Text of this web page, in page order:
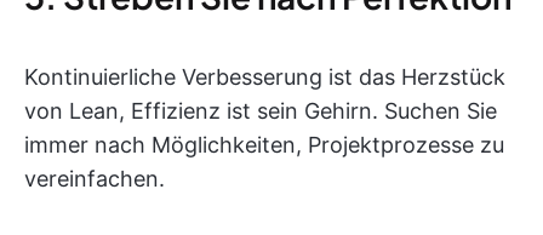
Kontinuierliche Verbesserung ist das Herzstück
von Lean, Effizienz ist sein Gehirn. Suchen Sie
immer nach Möglichkeiten, Projektprozesse zu
vereinfachen.